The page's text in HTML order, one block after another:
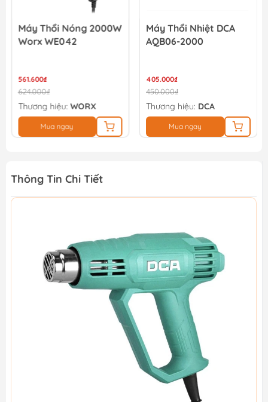
Máy Thổi Nóng 2000W
Worx WE042
561.600₫
624.000₫
Thương hiệu: WORX
Mua ngay
Máy Thổi Nhiệt DCA
AQB06-2000
405.000₫
450.000₫
Thương hiệu: DCA
Mua ngay
Thông Tin Chi Tiết